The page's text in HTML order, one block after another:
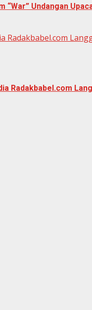
Undangan
Radakbabel.com
Radakbabel.com